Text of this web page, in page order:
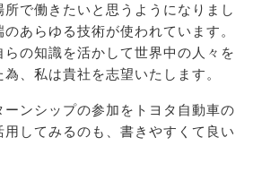
で働きたいと思うようになりまし
あらゆる技術が使われています。
の知識を活かして世界中の人々を
、私は貴社を志望いたします。
ンシップの参加をトヨタ自動車の
してみるのも、書きやすくて良い